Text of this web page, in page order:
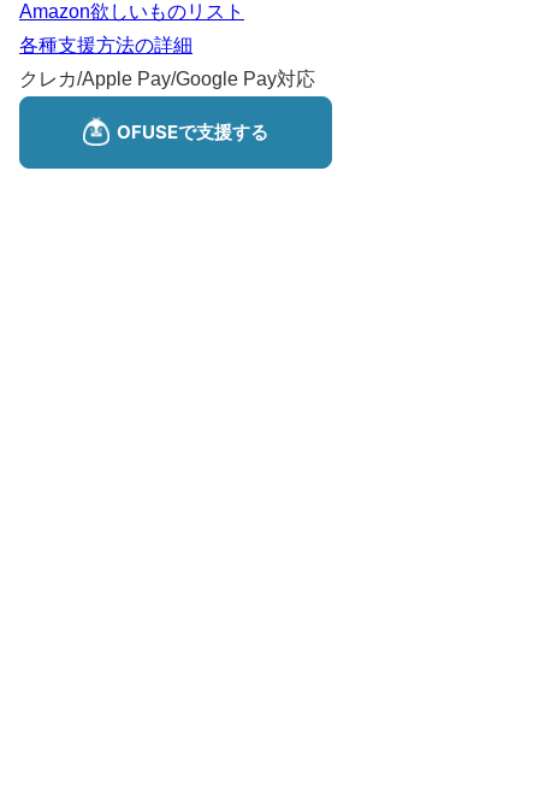
Amazon欲しいものリスト
各種支援方法の詳細
クレカ/Apple Pay/Google Pay対応